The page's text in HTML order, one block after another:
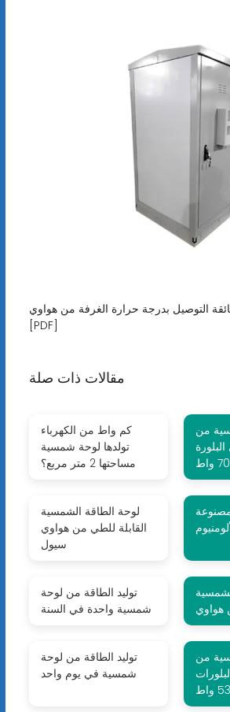
التوصيل بدرجة حرارة الغرفة من هواوي
[PDF]
مقالات ذات صلة
كم واط من الكهرباء
تولدها لوحة شمسية
مساحتها 2 متر مربع؟
من
لوحة الطاقة الشمسية
القابلة للطي من هواوي
سيول
توليد الطاقة من لوحة
شمسية واحدة في السنة
هواوي
توليد الطاقة من لوحة
شمسية في يوم واحد
من
واط